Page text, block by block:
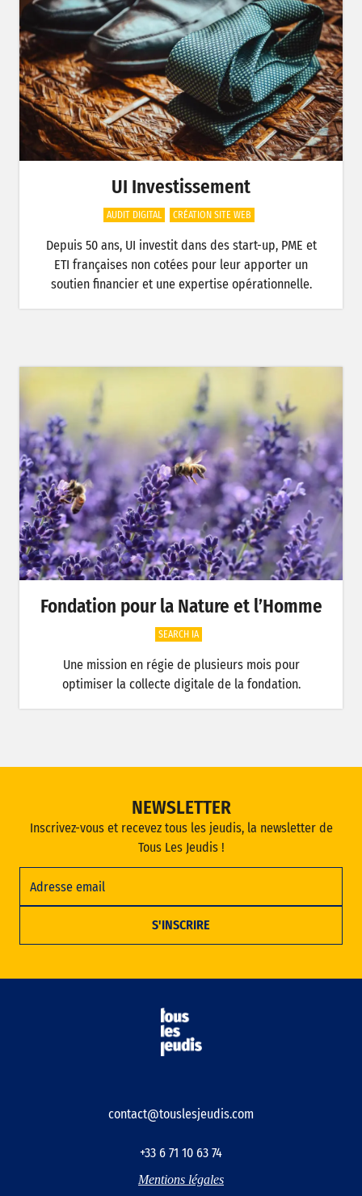
UI Investissement
AUDIT DIGITAL CRÉATION SITE WEB
Depuis 50 ans, UI investit dans des start-up, PME et
ETI françaises non cotées pour leur apporter un
soutien financier et une expertise opérationnelle.
Fondation pour la Nature et l’Homme
SEARCH IA
Une mission en régie de plusieurs mois pour
optimiser la collecte digitale de la fondation.
NEWSLETTER
Inscrivez-vous et recevez tous les jeudis, la newsletter de
Tous Les Jeudis !
contact@touslesjeudis.com
+33 6 71 10 63 74
Mentions légales